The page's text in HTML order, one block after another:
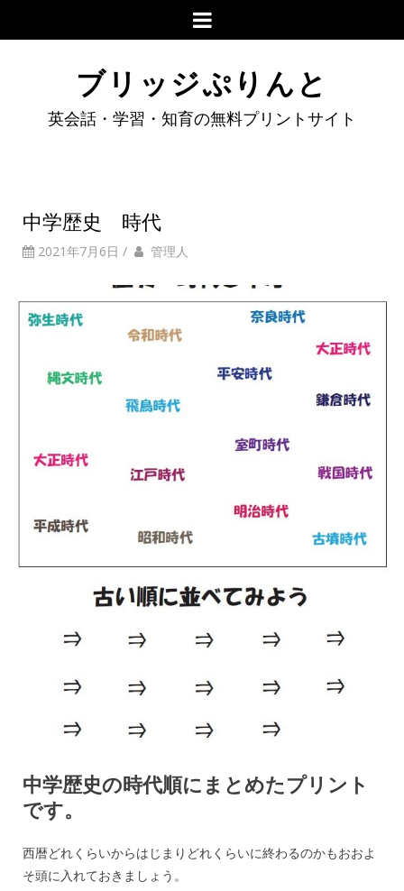
ブリッジぷりんと
英会話・学習・知育の無料プリントサイト
中学歴史 時代
2021年7月6日 / 管理人
中学歴史の時代順にまとめたプリント
です。
西暦どれくらいからはじまりどれくらいに終わるのかもおおよ
そ頭に入れておきましょう。